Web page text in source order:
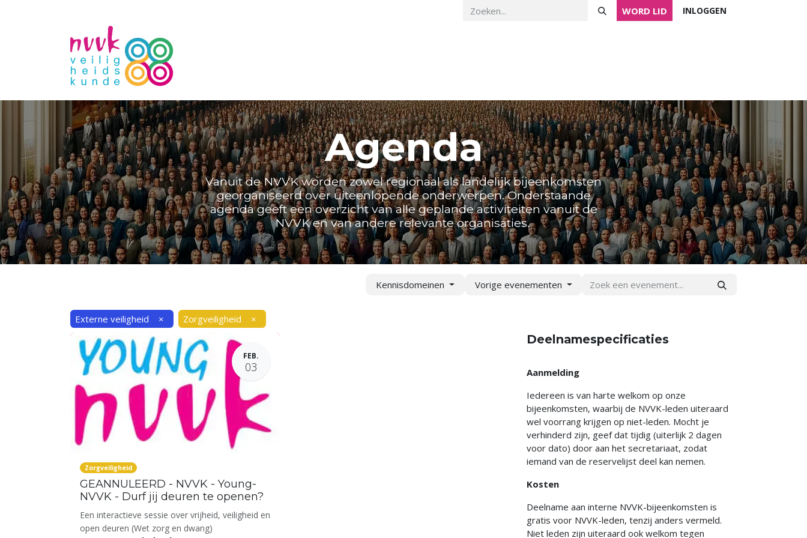
WORD LID INLOGGEN
Agenda
Vanuit de NVVK worden zowel regionaal als landelijk bijeenkomsten
georganiseerd over uiteenlopende onderwerpen. Onderstaande
agenda geeft een overzicht van alle geplande activiteiten vanuit de
NVVK en van andere relevante organisaties.
Kennisdomeinen Vorige evenementen
Externe veiligheid × Zorgveiligheid ×
FEB.
03
Zorgveiligheid
GEANNULEERD - NVVK - Young-
NVVK - Durf jij deuren te openen?
Een interactieve sessie over vrijheid, veiligheid en
open deuren (Wet zorg en dwang)
Deelnamespecificaties
Aanmelding
Iedereen is van harte welkom op onze
bijeenkomsten, waarbij de NVVK-leden uiteraard
wel voorrang krijgen op niet-leden. Mocht je
verhinderd zijn, geef dat tijdig (uiterlijk 2 dagen
voor dato) door aan het secretariaat, zodat
iemand van de reservelijst deel kan nemen.
Kosten
Deelname aan interne NVVK-bijeenkomsten is
gratis voor NVVK-leden, tenzij anders vermeld.
Niet leden zijn uiteraard ook welkom tegen